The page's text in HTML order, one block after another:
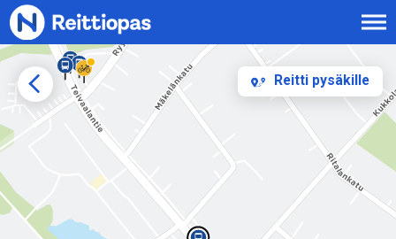
Siirry sisältöön
Reitti pysäkille